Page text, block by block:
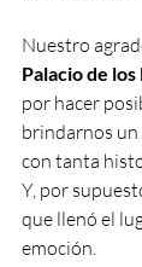
Nuestro
Palacio de
por hacer
brindarnos
con tanta
Y, por
que llenó el
emoción.